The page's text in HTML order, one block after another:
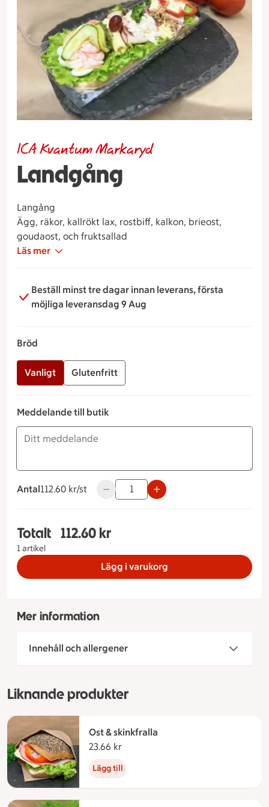
Landgång
ICA Kvantum Markaryd
Langång
Ägg, räkor, kallrökt lax, rostbiff, kalkon, brieost,
goudaost, och fruktsallad
Läs mer
Beställ minst tre dagar innan leverans, första
möjliga leveransdag 9 Aug
Bröd
Vanligt Glutenfritt
Meddelande till butik
Antal
112.60 kronor styck
112.60 kr/st Använd knapparna för att minska
Totalt
1 artikel
Totalt 1 stycken Landgång Bröd Vanligt, 112.60
112.60 kr
Lägg i varukorg
Mer information
Innehåll och allergener
Liknande produkter
Ost & skinkfralla
23.66 kr
Lägg till